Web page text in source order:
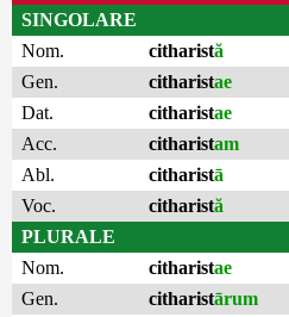
SINGOLARE
Nom.
citharistă
Gen.
citharistae
Dat.
citharistae
Acc.
citharistam
Abl.
citharistā
Voc.
citharistă
PLURALE
Nom.
citharistae
Gen.
citharistārum